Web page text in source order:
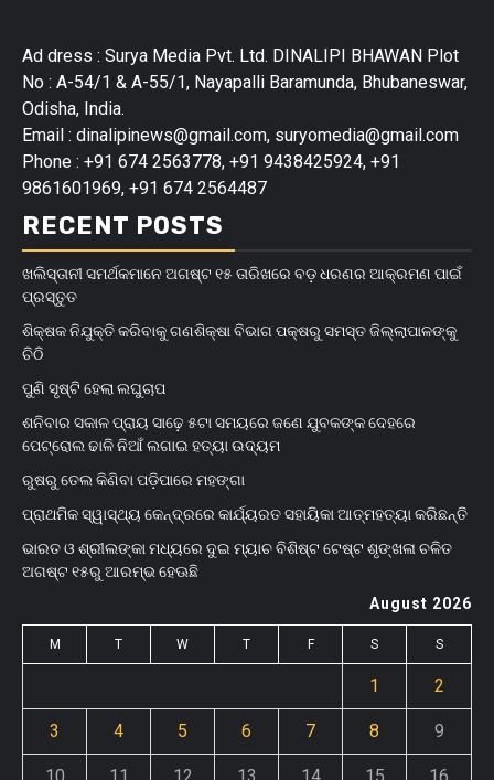
Ad dress : Surya Media Pvt. Ltd. DINALIPI BHAWAN Plot
No : A-54/1 & A-55/1, Nayapalli Baramunda, Bhubaneswar,
Odisha, India.
Email : dinalipinews@gmail.com, suryomedia@gmail.com
Phone : +91 674 2563778, +91 9438425924, +91
9861601969, +91 674 2564487
RECENT POSTS
ଖଲିସ୍ତାନୀ ସମର୍ଥକମାନେ ଅଗଷ୍ଟ ୧୫ ତାରିଖରେ ବଡ଼ ଧରଣର ଆକ୍ରମଣ ପାଇଁ
ପ୍ରସ୍ତୁତ
ଶିକ୍ଷକ ନିଯୁକ୍ତି କରିବାକୁ ଗଣଶିକ୍ଷା ବିଭାଗ ପକ୍ଷରୁ ସମସ୍ତ ଜିଲ୍ଲାପାଳଙ୍କୁ
ଚିଠି
ପୁଣି ସୃଷ୍ଟି ହେଲା ଲଘୁଚାପ
ଶନିବାର ସକାଳ ପ୍ରାୟ ସାଢ଼େ ୫ଟା ସମୟରେ ଜଣେ ଯୁବକଙ୍କ ଦେହରେ
ପେଟ୍ରୋଲ ଢାଳି ନିଆଁ ଲଗାଇ ହତ୍ୟା ଉଦ୍ୟମ
ରୁଷରୁ ତେଲ କିଣିବା ପଡ଼ିପାରେ ମହଙ୍ଗା
ପ୍ରାଥମିକ ସ୍ୱାସ୍ଥ୍ୟ କେନ୍ଦ୍ରରେ କାର୍ଯ୍ୟରତ ସହାୟିକା ଆତ୍ମହତ୍ୟା କରିଛନ୍ତି
ଭାରତ ଓ ଶ୍ରୀଲଙ୍କା ମଧ୍ୟରେ ଦୁଇ ମ୍ୟାଚ ବିଶିଷ୍ଟ ଟେଷ୍ଟ ଶୃଙ୍ଖଳା ଚଳିତ
ଅଗଷ୍ଟ ୧୫ରୁ ଆରମ୍ଭ ହେଊଛି
August 2026
M T W T F S S
1 2
3 4 5 6 7 8 9